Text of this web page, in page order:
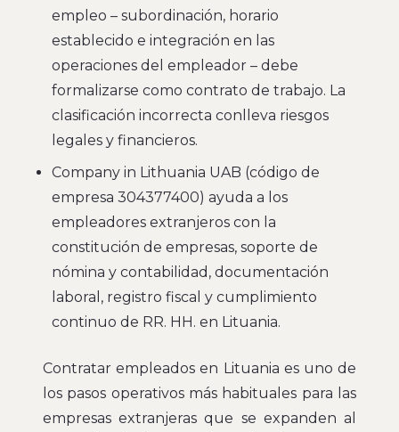
empleo – subordinación, horario
establecido e integración en las
operaciones del empleador – debe
formalizarse como contrato de trabajo. La
clasificación incorrecta conlleva riesgos
legales y financieros.
Company in Lithuania UAB (código de
empresa 304377400) ayuda a los
empleadores extranjeros con la
constitución de empresas, soporte de
nómina y contabilidad, documentación
laboral, registro fiscal y cumplimiento
continuo de RR. HH. en Lituania.
Contratar empleados en Lituania es uno de
los pasos operativos más habituales para las
empresas extranjeras que se expanden al